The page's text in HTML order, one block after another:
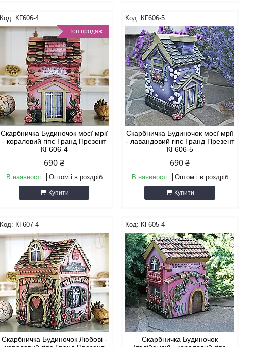
КГ606-4
Топ продаж
Скарбничка Будиночок моєї мрії
- кораловий гіпс Гранд Презент
КГ606-4
690 ₴
В наявності Оптом і в роздріб
Купити
КГ606-5
Скарбничка Будиночок моєї мрії
- лавандовий гіпс Гранд Презент
КГ606-5
690 ₴
В наявності Оптом і в роздріб
Купити
КГ607-4
Скарбничка Будиночок Любові -
КГ605-4
Скарбничка Будиночок